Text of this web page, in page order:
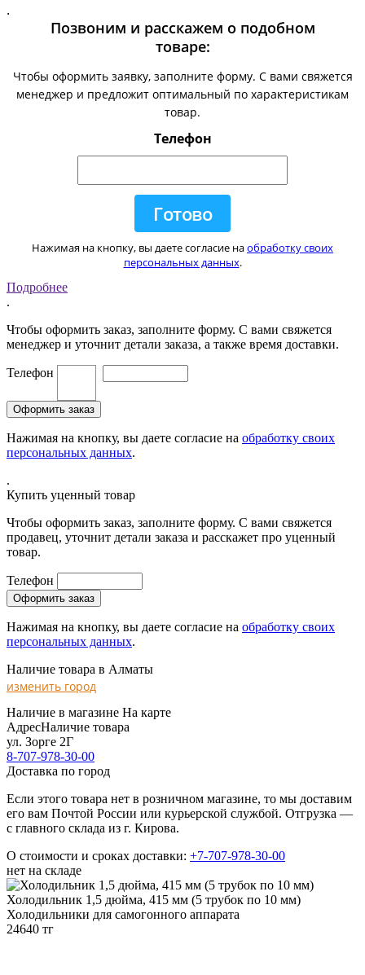
.
Позвоним и расскажем о подобном
товаре:
Чтобы оформить заявку, заполните форму. С вами свяжется
менеджер и предложит оптимальный по характеристикам
товар.
Телефон
Нажимая на кнопку, вы даете согласие наобработку своих
персональных данных.
Подробнее
.
Чтобы оформить заказ, заполните форму. С вами свяжется
менеджер и уточнит детали заказа, а также время доставки.
Телефон
Нажимая на кнопку, вы даете согласие на обработку своих
персональных данных.
.
Купить уценный товар
Чтобы оформить заказ, заполните форму. С вами свяжется
продавец, уточнит детали заказа и расскажет про уценный
товар.
Телефон
Нажимая на кнопку, вы даете согласие на обработку своих
персональных данных.
Наличие товара в Алматы
изменить город
Наличие в магазине На карте
АдресНаличие товара
ул. Зорге 2Г
8-707-978-30-00
Доставка по город
Если этого товара нет в розничном магазине, то мы доставим
его вам Почтой России или курьерской службой. Отгрузка —
с главного склада из г. Кирова.
О стоимости и сроках доставки: +7-707-978-30-00
нет на складе
Холодильник 1,5 дюйма, 415 мм (5 трубок по 10 мм)
Холодильники для самогонного аппарата
24640 тг